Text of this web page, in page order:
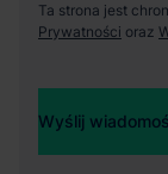
Ta strona jest
Prywatności oraz
Wyślij